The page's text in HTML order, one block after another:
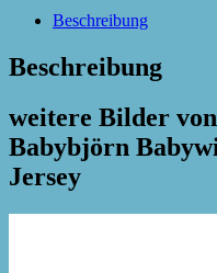
Beschreibung
Beschreibung
weitere Bilder
Babybjörn
Jersey